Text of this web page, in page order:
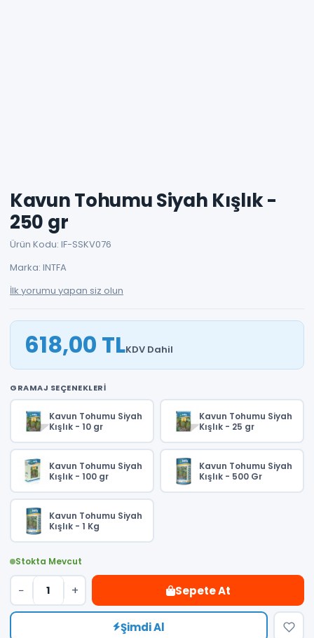
Kavun Tohumu Siyah Kışlık -
250 gr
Ürün Kodu: IF-SSKV076
Marka: INTFA
İlk yorumu yapan siz olun
618,00 TLKDV Dahil
GRAMAJ SEÇENEKLERI
Kavun Tohumu Siyah
Kışlık - 10 gr
Kavun Tohumu Siyah
Kışlık - 25 gr
Kavun Tohumu Siyah
Kışlık - 100 gr
Kavun Tohumu Siyah
Kışlık - 500 Gr
Kavun Tohumu Siyah
Kışlık - 1 Kg
Stokta Mevcut
− + Sepete At
Şimdi Al